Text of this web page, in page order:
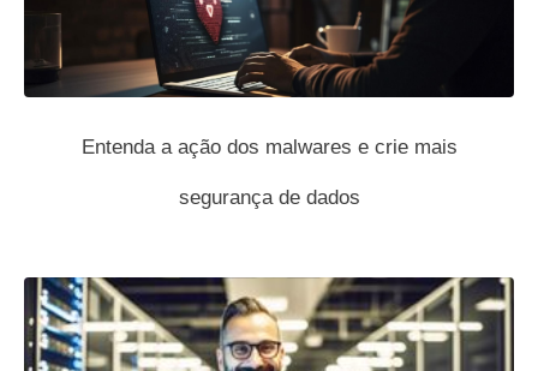
Entenda a ação dos malwares e crie mais
segurança de dados